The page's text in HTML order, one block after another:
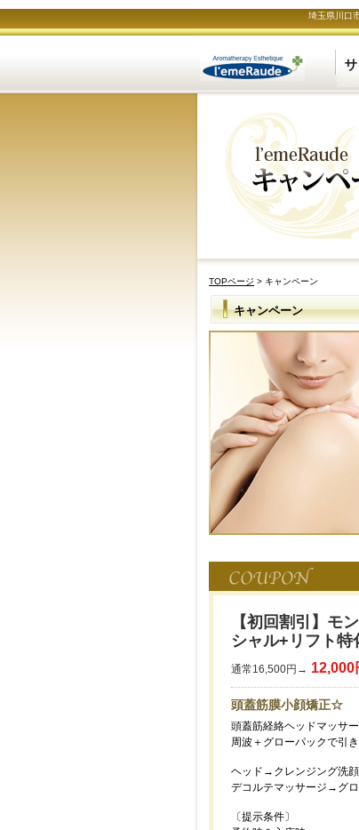
埼玉県川口
TOPページ > キャンペーン
キャンペーン
【初回割引】モ
シャル+リフト
通常16,500円→ 12,000
頭蓋筋膜小顔矯正☆
頭蓋筋経絡ヘッドマッサ
周波＋グローパックで引
ヘッド→クレンジング洗
デコルテマッサージ→グ
〔提示条件〕